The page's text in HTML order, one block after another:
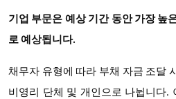
기업 부문은 예상 기간 동안 가장 높
로 예상됩니다.
채무자 유형에 따라 부채 자금 조달
비영리 단체 및 개인으로 나뉩니다.